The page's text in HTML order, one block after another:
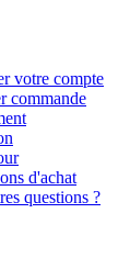
votre compte
commande
d'achat
questions ?